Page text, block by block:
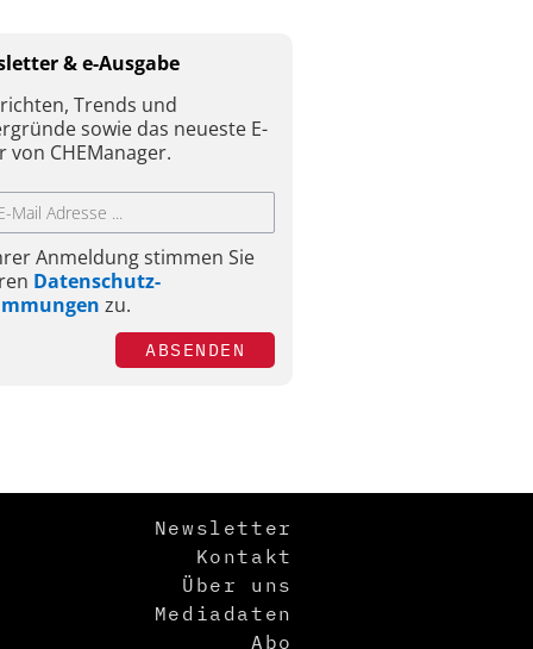
& e-Ausgabe
Trends und
sowie das neueste E-
von CHEManager.
Anmeldung stimmen Sie
Datenschutz-
zu.
ABSENDEN
Newsletter
Kontakt
Über uns
Mediadaten
Abo